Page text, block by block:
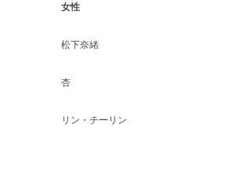
女性
松下奈緒
杏
リン・チーリン